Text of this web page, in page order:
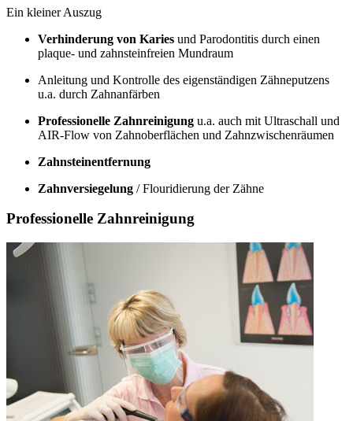
Ein kleiner Auszug
Verhinderung von Karies und Parodontitis durch einen
plaque- und zahnsteinfreien Mundraum
Anleitung und Kontrolle des eigenständigen Zähneputzens
u.a. durch Zahnanfärben
Professionelle Zahnreinigung u.a. auch mit Ultraschall und
AIR-Flow von Zahnoberflächen und Zahnzwischenräumen
Zahnsteinentfernung
Zahnversiegelung / Flouridierung der Zähne
Professionelle Zahnreinigung